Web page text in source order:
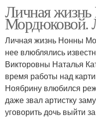
Личная
Мордюковой.
Личная жизнь Нонны
нее влюблялись
Викторовны Наталья
время работы над
Ноябрину влюбился
даже звал артистку
уговорить дочь выйти